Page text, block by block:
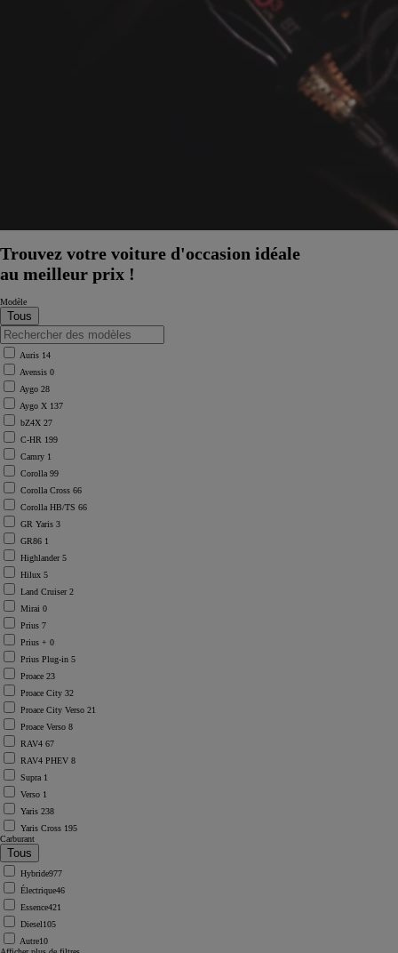
Trouvez votre voiture d'occasion idéale
au meilleur prix !
Modèle
Auris 14
Avensis 0
Aygo 28
Aygo X 137
bZ4X 27
C-HR 199
Camry 1
Corolla 99
Corolla Cross 66
Corolla HB/TS 66
GR Yaris 3
GR86 1
Highlander5
Hilux 5
Land Cruiser2
Mirai 0
Prius 7
Prius + 0
Prius Plug-in 5
Proace 23
Proace City 32
Proace City Verso 21
Proace Verso 8
RAV4 67
RAV4 PHEV 8
Supra 1
Verso 1
Yaris 238
Yaris Cross 195
Carburant
Hybride977
Électrique46
Essence421
Diesel105
Autre10